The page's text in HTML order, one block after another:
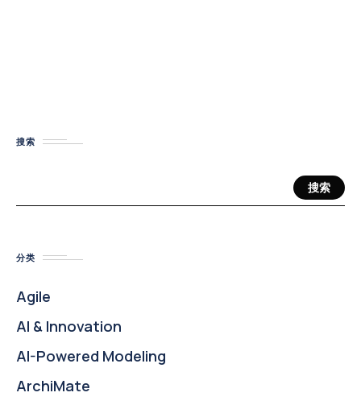
搜索
搜索
分类
Agile
AI & Innovation
AI-Powered Modeling
ArchiMate